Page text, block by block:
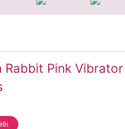
Rabbit Pink Vibrator